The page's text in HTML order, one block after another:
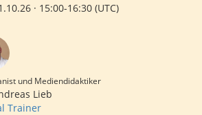
· 15:00-16:30 (UTC)
und Mediendidaktiker
Lieb
Trainer